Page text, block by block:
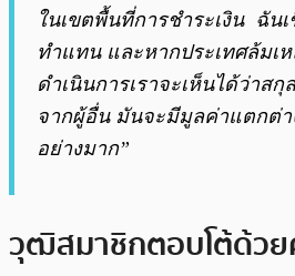
ในเขตพื้นที่การชำระเงิน ฉัน
ทำแทน และหากประเทศล้มเห
ดำเนินการเราจะเห็นได้ว่าส
จากผู้อื่น มันจะมีมูลค่าแตกต่า
อย่างมาก”
วุฒิสมาชิกตอบโต้ด้ว